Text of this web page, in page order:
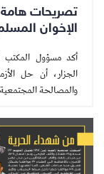
تصريحات
الإخوان
أكد مسؤول المكتب
الجزار، أن حل
والمصالحة